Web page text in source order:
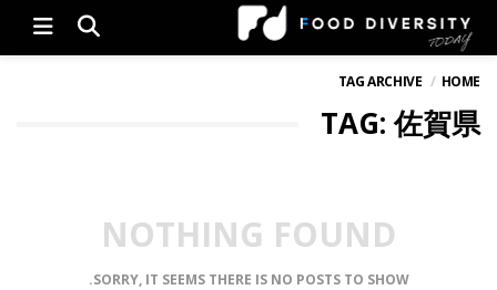
HOME
TAG ARCHIVE
TAG: 佐賀県
NOTHING FOUND
SORRY, IT SEEMS THERE IS NO POSTS TO SHOW.